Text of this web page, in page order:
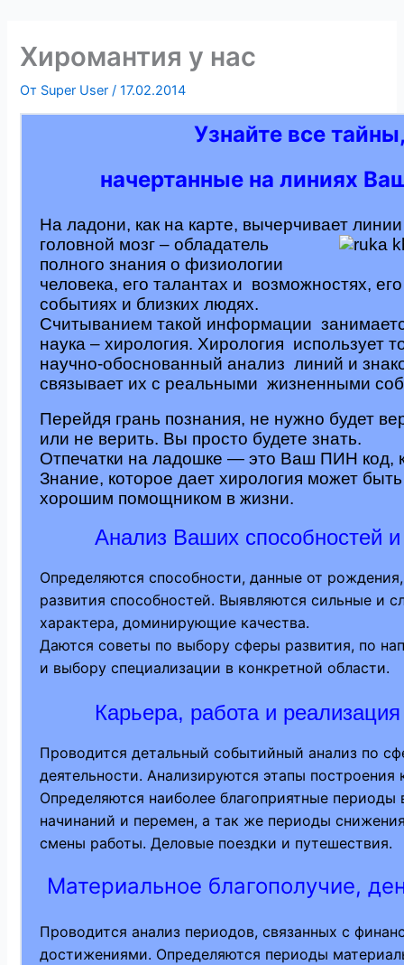
Хиромантия у нас
От Super User /17.02.2014
Узнайте все
начертанные на линиях
На ладони, как на карте, вычерчивает
головной мозг – обладатель
полного знания о физиологии
человека, его талантах и возможностях,
событиях и близких людях.
Считыванием такой информации
наука – хирология. Хирология использует
научно-обоснованный анализ линий и
связывает их с реальными жизненными
Перейдя грань познания, не нужно будет
или не верить. Вы просто будете знать.
Отпечатки на ладошке — это Ваш ПИН код,
Знание, которое дает хирология может
хорошим помощником в жизни.
Анализ Ваших способностей
Определяются способности, данные от
развития способностей. Выявляются сильные и
характера, доминирующие качества.
Даются советы по выбору сферы развития, по
и выбору специализации в конкретной области.
Карьера, работа и
Проводится детальный событийный анализ по
деятельности. Анализируются этапы построения
Определяются наиболее благоприятные периоды
начинаний и перемен, а так же периоды
смены работы. Деловые поездки и путешествия.
Материальное благополучие,
Проводится анализ периодов, связанных с
достижениями. Определяются периоды